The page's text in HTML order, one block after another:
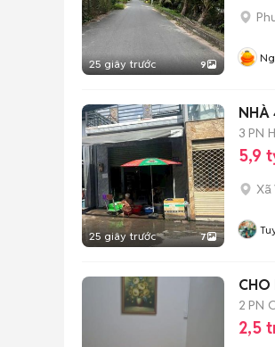
25 giây trước 9
25 giây trước 7
3 PN
5,9
Xã
CHO
2 PN
2,5